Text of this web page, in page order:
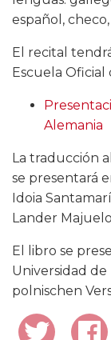
español,
El recital
Escuela Oficial
Alemania
La traducción
se presentará
Idoia
Lander
El libro se
Universidad
polnischen